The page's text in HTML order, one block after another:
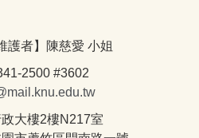
護者】陳慈愛 小姐
2500 #3602
政大樓2樓N217室